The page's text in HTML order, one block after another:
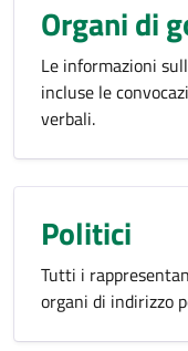
Organi di
Le informazioni
incluse le
verbali.
Politici
Tutti i
organi di indirizzo